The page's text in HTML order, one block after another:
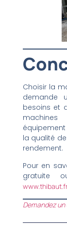
Choisir la
demande
besoins et
la qualité
rendement.
Pour en
gratuite
Demandez un